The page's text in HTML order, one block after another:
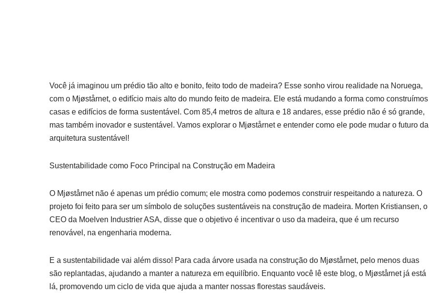
Você já imaginou um prédio tão alto e bonito, feito todo de madeira? Esse sonho virou realidade na Noruega,
com o Mjøstårnet, o edifício mais alto do mundo feito de madeira. Ele está mudando a forma como construímos
casas e edifícios de forma sustentável. Com 85,4 metros de altura e 18 andares, esse prédio não é só grande,
mas também inovador e sustentável. Vamos explorar o Mjøstårnet e entender como ele pode mudar o futuro da
arquitetura sustentável!
Sustentabilidade como Foco Principal na Construção em Madeira
O Mjøstårnet não é apenas um prédio comum; ele mostra como podemos construir respeitando a natureza. O
projeto foi feito para ser um símbolo de soluções sustentáveis na construção de madeira. Morten Kristiansen, o
CEO da Moelven Industrier ASA, disse que o objetivo é incentivar o uso da madeira, que é um recurso
renovável, na engenharia moderna.
E a sustentabilidade vai além disso! Para cada árvore usada na construção do Mjøstårnet, pelo menos duas
são replantadas, ajudando a manter a natureza em equilíbrio. Enquanto você lê este blog, o Mjøstårnet já está
lá, promovendo um ciclo de vida que ajuda a manter nossas florestas saudáveis.